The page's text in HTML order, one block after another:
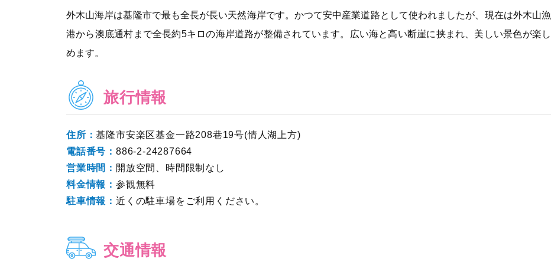
外木山海岸は基隆市で最も全長が長い天然海岸です。かつて安中産業道路として使われましたが、現在は外木山漁
港から澳底通村まで全長約5キロの海岸道路が整備されています。広い海と高い断崖に挟まれ、美しい景色が楽し
めます。
旅行情報
住所：基隆市安楽区基金一路208巷19号(情人湖上方)
電話番号： 886-2-24287664
営業時間： 開放空間、時間限制なし
料金情報： 参観無料
駐車情報： 近くの駐車場をご利用ください。
交通情報